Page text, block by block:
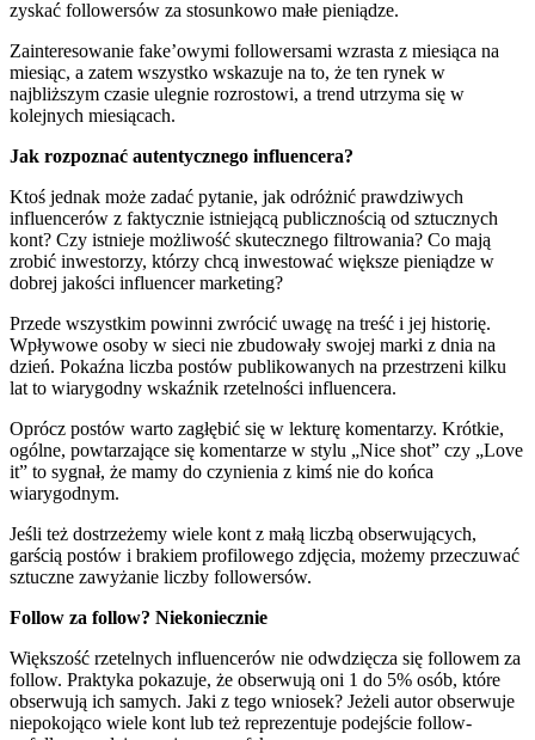
zyskać followersów za stosunkowo małe pieniądze.
Zainteresowanie fake’owymi followersami wzrasta z miesiąca na
miesiąc, a zatem wszystko wskazuje na to, że ten rynek w
najbliższym czasie ulegnie rozrostowi, a trend utrzyma się w
kolejnych miesiącach.
Jak rozpoznać autentycznego influencera?
Ktoś jednak może zadać pytanie, jak odróżnić prawdziwych
influencerów z faktycznie istniejącą publicznością od sztucznych
kont? Czy istnieje możliwość skutecznego filtrowania? Co mają
zrobić inwestorzy, którzy chcą inwestować większe pieniądze w
dobrej jakości influencer marketing?
Przede wszystkim powinni zwrócić uwagę na treść i jej historię.
Wpływowe osoby w sieci nie zbudowały swojej marki z dnia na
dzień. Pokaźna liczba postów publikowanych na przestrzeni kilku
lat to wiarygodny wskaźnik rzetelności influencera.
Oprócz postów warto zagłębić się w lekturę komentarzy. Krótkie,
ogólne, powtarzające się komentarze w stylu „Nice shot” czy „Love
it” to sygnał, że mamy do czynienia z kimś nie do końca
wiarygodnym.
Jeśli też dostrzeżemy wiele kont z małą liczbą obserwujących,
garścią postów i brakiem profilowego zdjęcia, możemy przeczuwać
sztuczne zawyżanie liczby followersów.
Follow za follow? Niekoniecznie
Większość rzetelnych influencerów nie odwdzięcza się followem za
follow. Praktyka pokazuje, że obserwują oni 1 do 5% osób, które
obserwują ich samych. Jaki z tego wniosek? Jeżeli autor obserwuje
niepokojąco wiele kont lub też reprezentuje podejście follow-